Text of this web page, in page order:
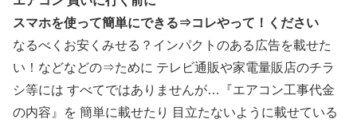
スマホを使って簡単にできる⇒コレやって！ください
なるべくお安くみせる？インパクトのある広告を載せた
い！などなどの⇒ために テレビ通販や家電量販店のチラ
シ等には すべてではありませんが…『エアコン工事代金
の内容』を 簡単に載せたり 目立たないように載せている